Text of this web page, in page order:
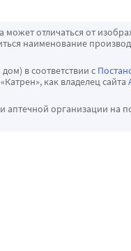
может отличаться от
наименование
в соответствии с
как владелец сайта
организации на